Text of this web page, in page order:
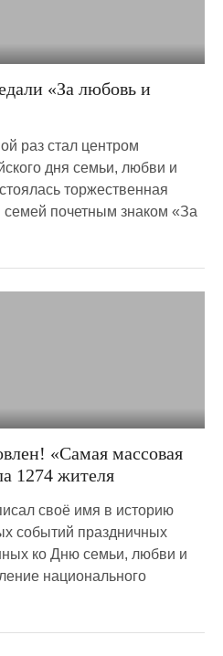
«За любовь и
раз стал центром
дня семьи, любви и
торжественная
почетным знаком «За
«Самая массовая
1274 жителя
своё имя в историю
событий праздничных
ко Дню семьи, любви и
национального